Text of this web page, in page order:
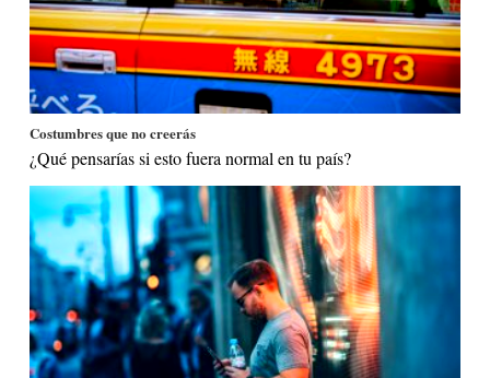
Costumbres que no creerás
¿Qué pensarías si esto fuera normal en tu país?